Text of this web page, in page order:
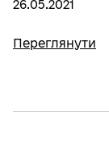
26.05.2021
Переглянути